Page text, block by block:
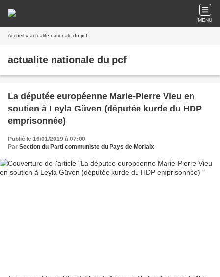
MENU
Accueil » actualite nationale du pcf
actualite nationale du pcf
La députée européenne Marie-Pierre Vieu en
soutien à Leyla Güven (députée kurde du HDP
emprisonnée)
Publié le 16/01/2019 à 07:00
Par Section du Parti communiste du Pays de Morlaix